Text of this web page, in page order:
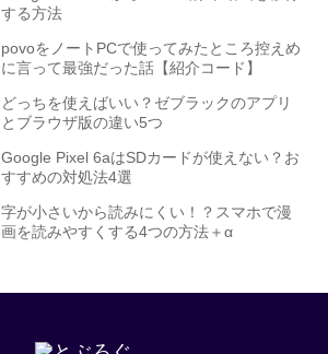
する方法
povoをノートPCで使ってみたところ控えめ
に言って最強だった話【紹介コード】
どっちを使えばいい？ゼブラックのアプリ
とブラウザ版の違い5つ
Google Pixel 6aはSDカードが使えない？お
すすめの対処法4選
字が小さいから読みにくい！？スマホで漫
画を読みやすくする4つの方法＋α